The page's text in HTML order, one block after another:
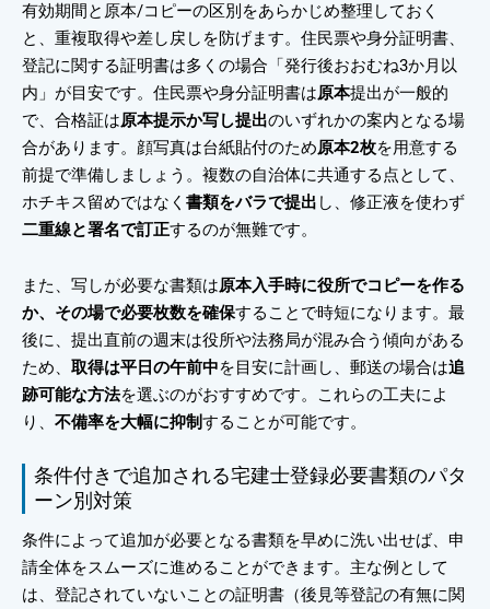
有効期間と原本/コピーの区別をあらかじめ整理しておく
と、重複取得や差し戻しを防げます。住民票や身分証明書、
登記に関する証明書は多くの場合「発行後おおむね3か月以
内」が目安です。住民票や身分証明書は原本提出が一般的
で、合格証は原本提示か写し提出のいずれかの案内となる場
合があります。顔写真は台紙貼付のため原本2枚を用意する
前提で準備しましょう。複数の自治体に共通する点として、
ホチキス留めではなく 書類をバラで提出 し、修正液を使わず
二重線と署名で訂正するのが無難です。
また、写しが必要な書類は原本入手時に役所でコピーを作る
か、その場で必要枚数を確保することで時短になります。最
後に、提出直前の週末は役所や法務局が混み合う傾向がある
ため、 取得は平日の午前中を目安に計画し、郵送の場合は追
跡可能な方法を選ぶのがおすすめです。これらの工夫によ
り、 不備率を大幅に抑制することが可能です。
条件付きで追加される宅建士登録必要書類のパタ
ーン別対策
条件によって追加が必要となる書類を早めに洗い出せば、申
請全体をスムーズに進めることができます。主な例として
は、登記されていないことの証明書（後見等登記の有無に関